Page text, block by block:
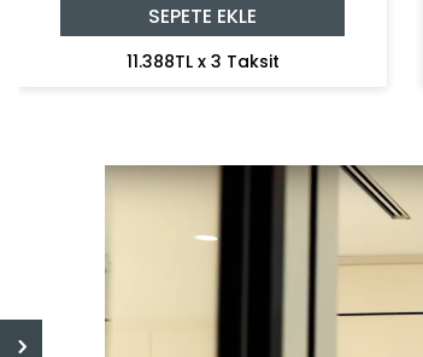
SEPETE EKLE
11.388TL x 3 Taksit